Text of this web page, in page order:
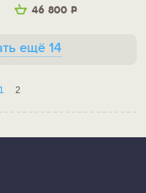
46 800 Р
ещё 14
1 2